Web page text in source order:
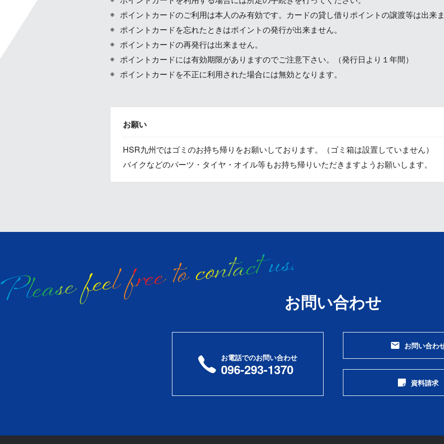
ポイントカードのご利用は本人のみ有効です。カードの貸し借りポイントの譲渡等は出来
ポイントカードを忘れたときはポイントの発行が出来ません。
ポイントカードの再発行は出来ません。
ポイントカードには有効期限がありますのでご注意下さい。（発行日より１年間）
ポイントカードを不正に利用された場合には無効となります。
お願い
HSR九州ではゴミのお持ち帰りをお願いしております。（ゴミ箱は設置していません）
バイクなどのパーツ・タイヤ・オイル等もお持ち帰りいただきますようお願いします。
お問い合わせ
お電話でのお問い合わせ
096-293-1370
お問い合わ
資料請求